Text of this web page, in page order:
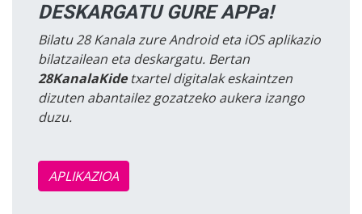
DESKARGATU GURE APPa!
Bilatu 28 Kanala zure Android eta iOS aplikazio
bilatzailean eta deskargatu. Bertan
28KanalaKidetxartel digitalak eskaintzen
dizuten abantailez gozatzeko aukera izango
duzu.
APLIKAZIOA